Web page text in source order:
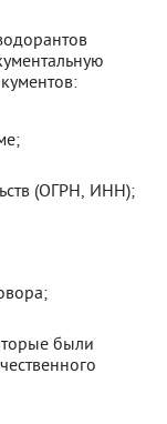
(ОГРН, ИНН);
были